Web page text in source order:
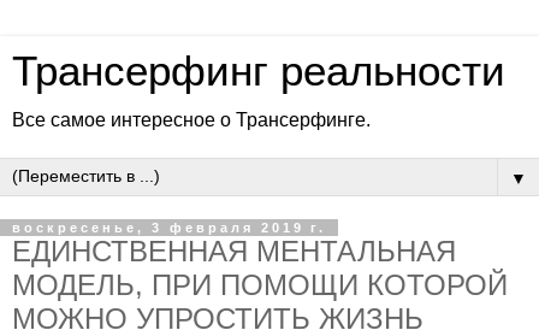
Трансерфинг реальности
Все самое интересное о Трансерфинге.
▼
воскресенье, 3 февраля 2019 г.
ЕДИНСТВЕННАЯ МЕНТАЛЬНАЯ
МОДЕЛЬ, ПРИ ПОМОЩИ КОТОРОЙ
МОЖНО УПРОСТИТЬ ЖИЗНЬ